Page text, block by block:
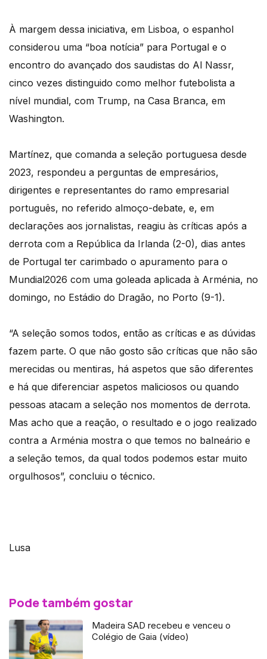
À margem dessa iniciativa, em Lisboa, o espanhol
considerou uma “boa notícia” para Portugal e o
encontro do avançado dos saudistas do Al Nassr,
cinco vezes distinguido como melhor futebolista a
nível mundial, com Trump, na Casa Branca, em
Washington.
Martínez, que comanda a seleção portuguesa desde
2023, respondeu a perguntas de empresários,
dirigentes e representantes do ramo empresarial
português, no referido almoço-debate, e, em
declarações aos jornalistas, reagiu às críticas após a
derrota com a República da Irlanda (2-0), dias antes
de Portugal ter carimbado o apuramento para o
Mundial2026 com uma goleada aplicada à Arménia, no
domingo, no Estádio do Dragão, no Porto (9-1).
“A seleção somos todos, então as críticas e as dúvidas
fazem parte. O que não gosto são críticas que não são
merecidas ou mentiras, há aspetos que são diferentes
e há que diferenciar aspetos maliciosos ou quando
pessoas atacam a seleção nos momentos de derrota.
Mas acho que a reação, o resultado e o jogo realizado
contra a Arménia mostra o que temos no balneário e
a seleção temos, da qual todos podemos estar muito
orgulhosos”, concluiu o técnico.
Lusa
Pode também gostar
Madeira SAD recebeu e venceu o
Colégio de Gaia (vídeo)